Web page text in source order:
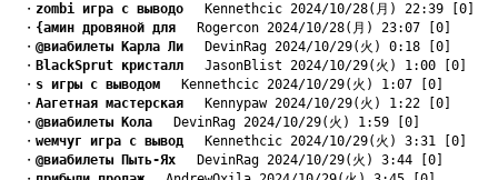
・ zombi игра с выводо Kennethcic 2024/10/28(月) 22:39 [0]
・ {амин дровяной для Rogercon 2024/10/28(月) 23:07 [0]
・ @виабилеты Карла Ли DevinRag 2024/10/29(火) 0:18 [0]
・ BlackSprut кристалл JasonBlist 2024/10/29(火) 1:00 [0]
・ s игры с выводом Kennethcic 2024/10/29(火) 1:07 [0]
・ Aагетная мастерская Kennypaw 2024/10/29(火) 1:22 [0]
・ @виабилеты Кола DevinRag 2024/10/29(火) 1:59 [0]
・ wемчуг игра с вывод Kennethcic 2024/10/29(火) 3:31 [0]
・ @виабилеты Пыть-Ях DevinRag 2024/10/29(火) 3:44 [0]